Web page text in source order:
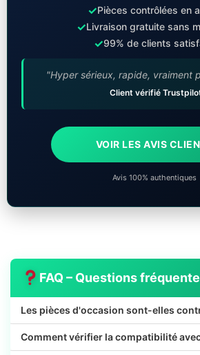
✓Pièces contrôlées en
✓Livraison gratuite sans
✓99% de clients
"Hyper sérieux, rapide, vraiment
Client vérifié
VOIR LES AVIS
Avis 100% authentiques
FAQ – Questions
Les pièces d'occasion sont-elles
Comment vérifier la compatibilité